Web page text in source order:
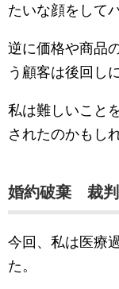
たいな顔をして
逆に価格や商品
う顧客は後回し
私は難しいこと
されたのかもし
婚約破棄 裁判
今回、私は医療
た。